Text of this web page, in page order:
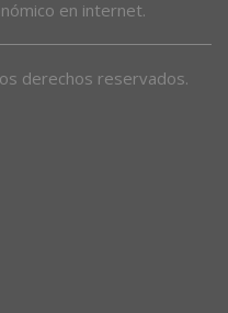
en internet.
derechos reservados.